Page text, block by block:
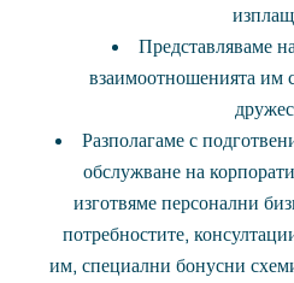
Представляваме
взаимоотношенията им
Разполагаме с
обслужване на
изготвяме персонални
потребностите,
им, специални бонусни